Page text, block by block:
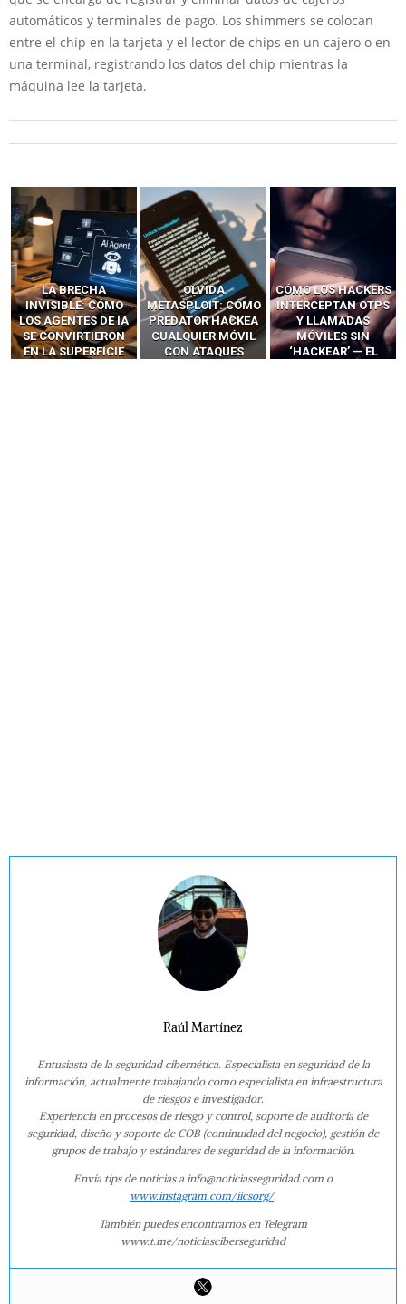
automáticos y terminales de pago. Los shimmers se colocan
entre el chip en la tarjeta y el lector de chips en un cajero o en
una terminal, registrando los datos del chip mientras la
máquina lee la tarjeta.
LA BRECHA
INVISIBLE: CÓMO
LOS AGENTES DE IA
SE CONVIRTIERON
EN LA SUPERFICIE
OLVIDA
METASPLOIT: CÓMO
PREDATOR HACKEA
CUALQUIER MÓVIL
CON ATAQUES
CÓMO LOS HACKERS
INTERCEPTAN OTPS
Y LLAMADAS
MÓVILES SIN
‘HACKEAR’ — EL
Raúl Martínez
Entusiasta de la seguridad cibernética. Especialista en seguridad de la
información, actualmente trabajando como especialista en infraestructura
de riesgos e investigador.
Experiencia en procesos de riesgo y control, soporte de auditoría de
seguridad, diseño y soporte de COB (continuidad del negocio), gestión de
grupos de trabajo y estándares de seguridad de la información.
Envía tips de noticias a info@noticiasseguridad.com o
www.instagram.com/iicsorg/.
También puedes encontrarnos en Telegram
www.t.me/noticiasciberseguridad